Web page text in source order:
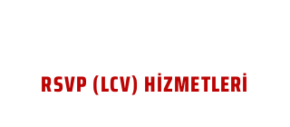
RSVP (LCV) HİZMETLERİ